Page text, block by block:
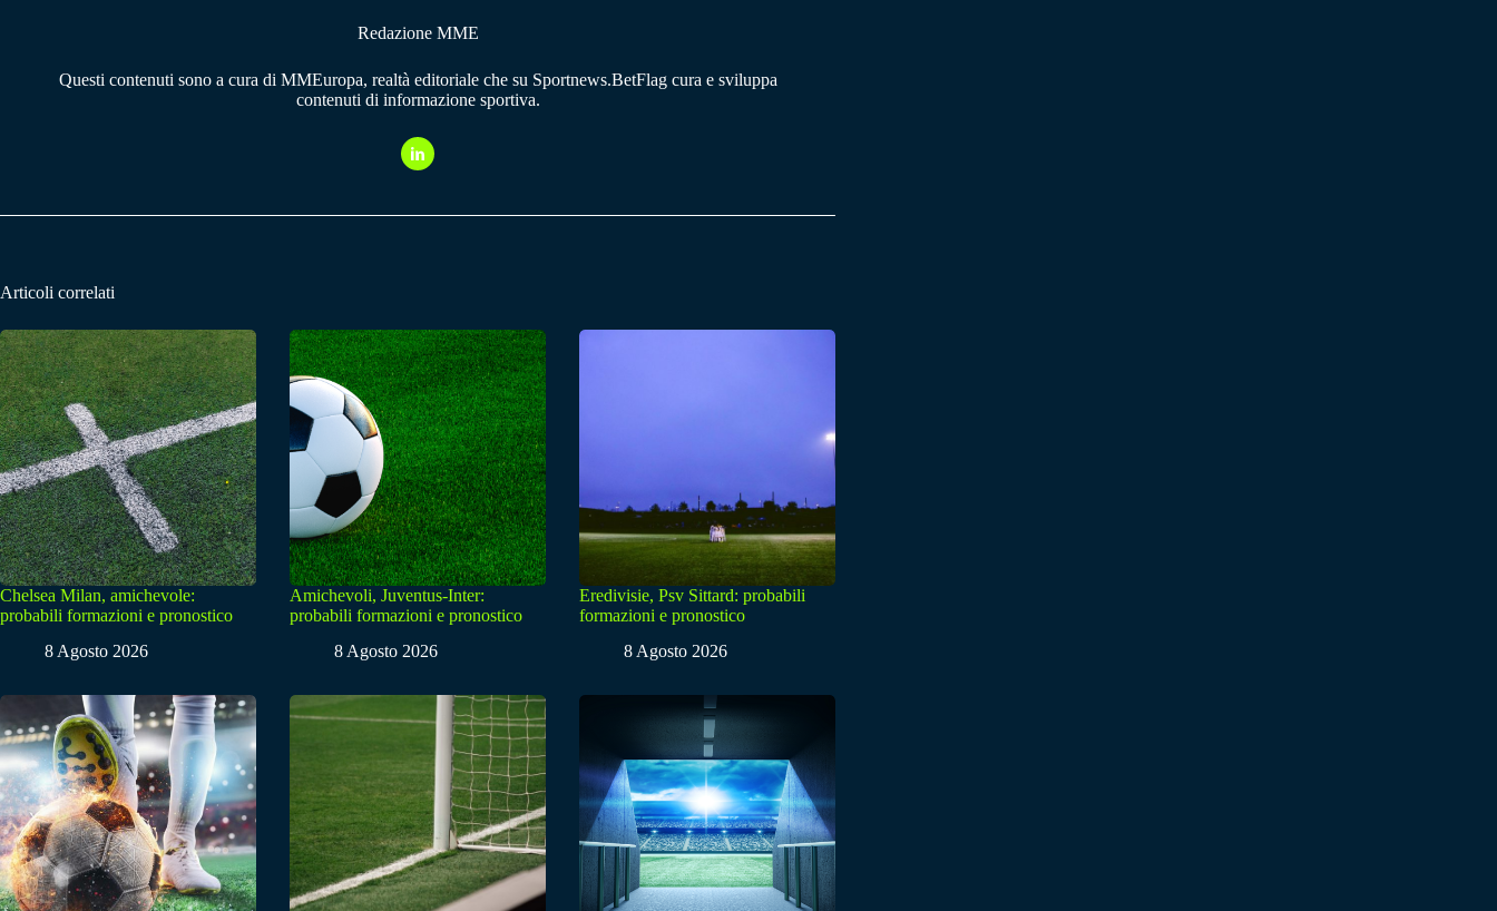
Redazione MME
Questi contenuti sono a cura di MMEuropa, realtà editoriale che su Sportnews.BetFlag cura e sviluppa
contenuti di informazione sportiva.
Articoli correlati
Chelsea Milan, amichevole:
probabili formazioni e pronostico
8 Agosto 2026
Amichevoli, Juventus-Inter:
probabili formazioni e pronostico
8 Agosto 2026
Eredivisie, Psv Sittard: probabili
formazioni e pronostico
8 Agosto 2026